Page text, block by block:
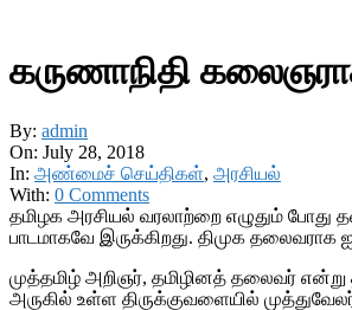
கருணாநிதி
By: admin
On: July 28, 2018
In: அண்மைச் செய்திகள், அரசியல்
With: 0 Comments
தமிழக அரசியல் வரலாற்றை எழுதும் போது
பாடமாகவே இருக்கிறது. திமுக
முத்தமிழ் அறிஞர், தமிழினத் தலைவர்
அருகில் உள்ள திருக்குவளையில்